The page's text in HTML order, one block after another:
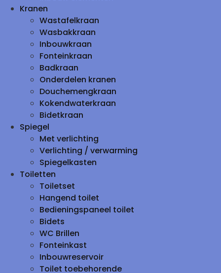
Kranen
Wastafelkraan
Wasbakkraan
Inbouwkraan
Fonteinkraan
Badkraan
Onderdelen kranen
Douchemengkraan
Kokendwaterkraan
Bidetkraan
Spiegel
Met verlichting
Verlichting / verwarming
Spiegelkasten
Toiletten
Toiletset
Hangend toilet
Bedieningspaneel toilet
Bidets
WC Brillen
Fonteinkast
Inbouwreservoir
Toilet toebehorende